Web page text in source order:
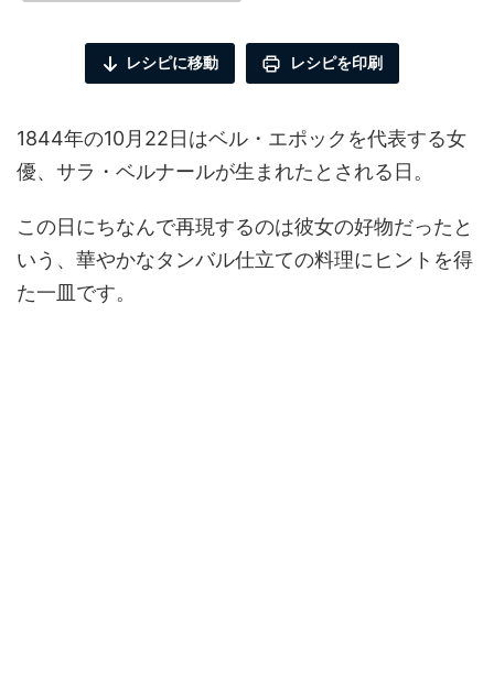
レシピに移動 レシピを印刷
1844年の10月22日はベル・エポックを代表する女
優、サラ・ベルナールが生まれたとされる日。
この日にちなんで再現するのは彼女の好物だったと
いう、華やかなタンバル仕立ての料理にヒントを得
た一皿です。